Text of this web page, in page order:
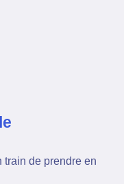
train de prendre en